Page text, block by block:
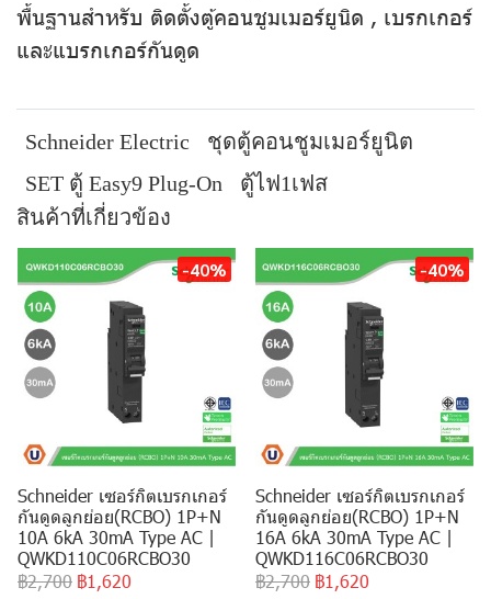
พื้นฐานสำหรับ ติดตั้งตู้คอนชูมเมอร์ยูนิด , เบรกเกอร์
และแบรกเกอร์กันดูด
Schneider Electric
ชุดตู้คอนชูมเมอร์ยูนิต
SET ตู้ Easy9 Plug-On
ตู้ไฟ1เฟส
สินค้าที่เกี่ยวข้อง
-40%
Schneider เซอร์กิตเบรกเกอร์
กันดูดลูกย่อย(RCBO) 1P+N
10A 6kA 30mA Type AC |
QWKD110C06RCBO30
฿2,700 ฿1,620
-40%
Schneider เซอร์กิตเบรกเกอร์
กันดูดลูกย่อย(RCBO) 1P+N
16A 6kA 30mA Type AC |
QWKD116C06RCBO30
฿2,700 ฿1,620